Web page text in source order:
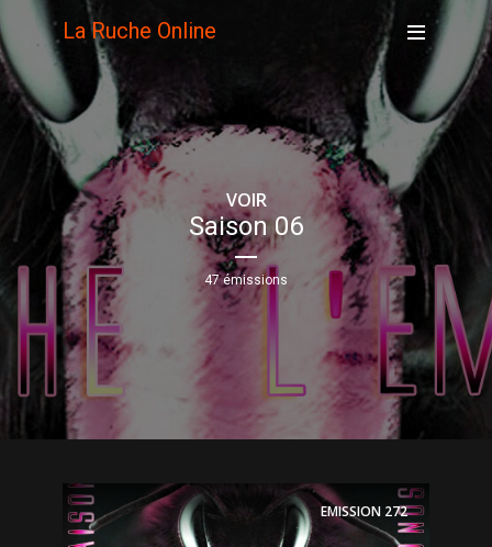
La Ruche Online
VOIR
Saison 06
47 émissions
EMISSION 272